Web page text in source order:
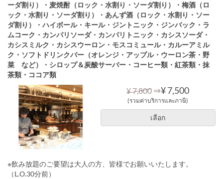
ーダ割り）・麦焼酎（ロック・水割り・ソーダ割り）・梅酒（ロ
ック・水割り・ソーダ割り）・あんず酒（ロック・水割り・ソー
ダ割り）・ハイボール・キール・ジントニック・ジンバック・ラ
ムコーク・カンパリソーダ・カンパリトニック・カシスソーダ・
カシスミルク・カシスウーロン・モスコミュール・カルーアミル
ク・ソフトドリンクバー（オレンジ・アップル・ウーロン茶・野
菜 など）・シロップ＆炭酸サーバー・コーヒー類・紅茶類・抹
茶類・ココア類
¥ 7,800 ⇒¥ 7,500
(รวมค่าบริการและภาษี)
เลือก
※飲み放題のご要望は大人の方、皆様でお願いいたします。
（L.O.30分前）